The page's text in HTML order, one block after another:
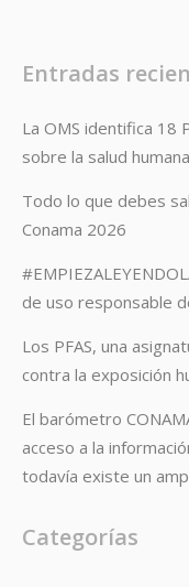
Entradas
La OMS identifica 18
sobre la salud humana
Todo lo que debes
Conama 2026
de uso responsable
Los PFAS, una
contra la exposición
El barómetro
acceso a la
todavía existe un
Categorías